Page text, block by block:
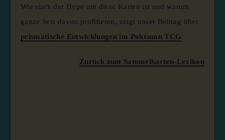
Wie stark der Hype um diese Karten ist und warum
ganze Sets davon profitieren, zeigt unser Beitrag über
prismatische Entwicklungen im Pokémon TCG.
Zurück zum Sammelkarten-Lexikon